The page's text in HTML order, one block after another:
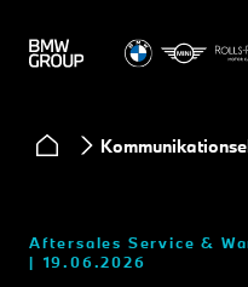
Aftersales Service &
19.06.2026